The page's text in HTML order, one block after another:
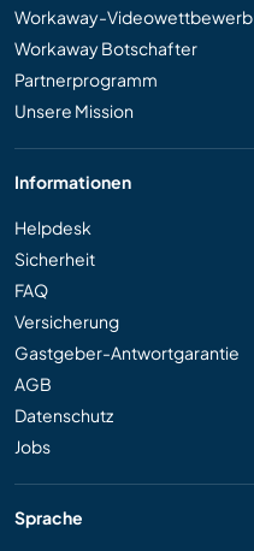
Workaway-Videowettbewerb
Workaway Botschafter
Partnerprogramm
Unsere Mission
Informationen
Helpdesk
Sicherheit
FAQ
Versicherung
Gastgeber-Antwortgarantie
AGB
Datenschutz
Jobs
Sprache